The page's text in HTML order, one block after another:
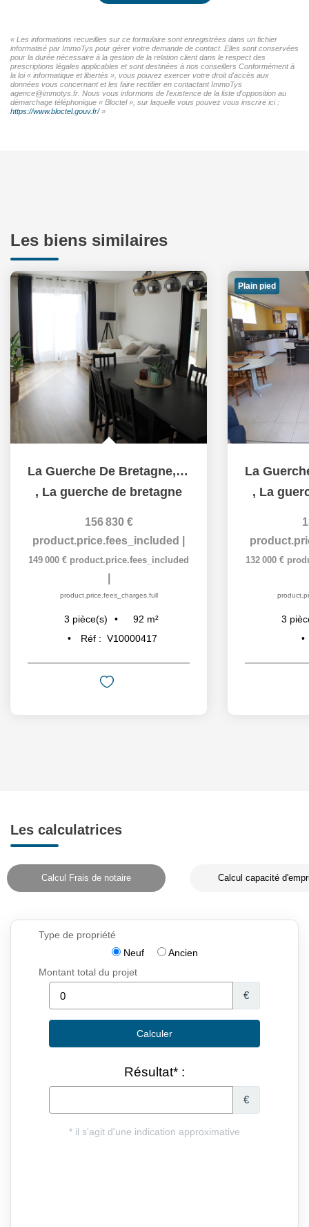
« Les informations recueillies sur ce formulaire sont enregistrées dans un fichier
informatisé par ImmoTys pour gérer votre demande de contact. Elles sont conservées
pour la durée nécessaire à la gestion de la relation client dans le respect des
prescriptions légales applicables et sont destinées à nos conseillers Conformément à
la loi « informatique et libertés », vous pouvez exercer votre droit d'accès aux
données vous concernant et les faire rectifier en contactant ImmoTys
agence@immotys.fr. Nous vous informons de l'existence de la liste d'opposition au
démarchage téléphonique « Bloctel », sur laquelle vous pouvez vous inscrire ici :
https://www.bloctel.gouv.fr/»
Les biens similaires
La Guerche De Bretagne, appartement 3 pièces de 92 m2 avec...
, La guerche de bretagne
156 830 €
product.price.fees_included
149 000 € product.price.fees_included
product.price.fees_charges.full
3 pièce(s) 92 m²
Réf : V10000417
Plain pied
, La
132 000 €
3
Les calculatrices
Calcul Frais de notaire Calcul capacité